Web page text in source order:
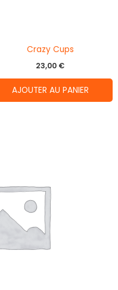
Crazy Cups
23,00 €
AJOUTER AU PANIER